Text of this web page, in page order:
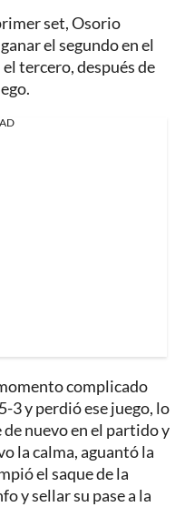
set, Osorio
el segundo en el
tercero, después de
complicado
3 y perdió ese juego, lo
nuevo en el partido y
la calma, aguantó la
el saque de la
y sellar su pase a la